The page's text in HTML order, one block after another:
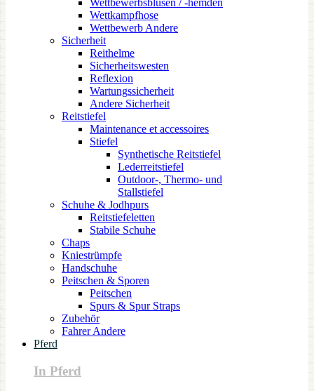
Wettbewerbsblusen / -hemden
Wettkampfhose
Wettbewerb Andere
Sicherheit
Reithelme
Sicherheitswesten
Reflexion
Wartungssicherheit
Andere Sicherheit
Reitstiefel
Maintenance et accessoires
Stiefel
Synthetische Reitstiefel
Lederreitstiefel
Outdoor-, Thermo- und
Stallstiefel
Schuhe & Jodhpurs
Reitstiefeletten
Stabile Schuhe
Chaps
Kniestrümpfe
Handschuhe
Peitschen & Sporen
Peitschen
Spurs & Spur Straps
Zubehör
Fahrer Andere
Pferd
In Pferd